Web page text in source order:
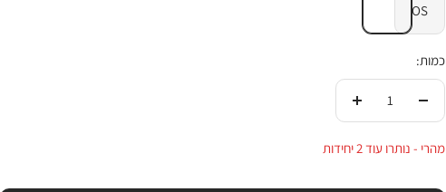
OS
כמות:
העלי
מהרי - נותרו עוד 2 יחידות